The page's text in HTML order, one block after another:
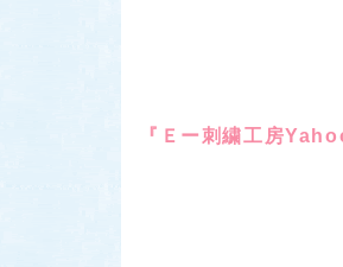
『Ｅー刺繍工房